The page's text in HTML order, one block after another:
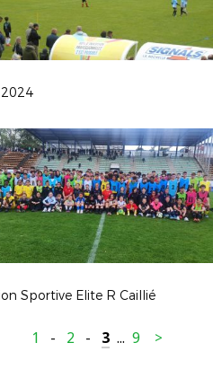
Sportive Elite R Caillié
1 - 2 - 3 ... 9 >